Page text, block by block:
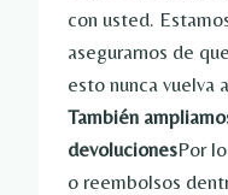
con usted.
asegurarnos de
esto nunca vuelva
También
devolucionesPor
o reembolsos